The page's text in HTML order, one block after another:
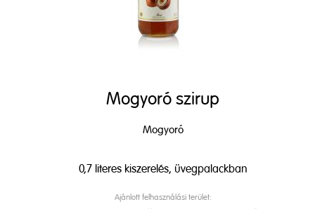
Mogyoró szirup
Mogyoró
0,7 literes kiszerelés, üvegpalackban
Ajánlott felhasználási terület: